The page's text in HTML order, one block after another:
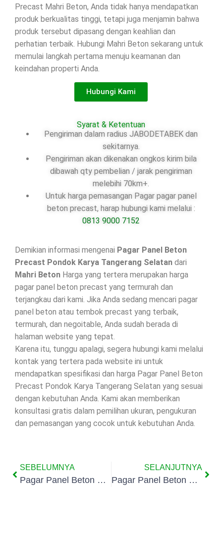
Precast Mahri Beton, Anda tidak hanya mendapatkan
produk berkualitas tinggi, tetapi juga menjamin bahwa
produk tersebut dipasang dengan keahlian dan
perhatian terbaik. Hubungi Mahri Beton sekarang untuk
memulai langkah pertama menuju keamanan dan
keindahan properti Anda.
Hubungi Kami
Syarat & Ketentuan
Pengiriman dalam radius JABODETABEK dan
sekitarnya.
Pengiriman akan dikenakan ongkos kirim bila
dibawah qty pembelian / jarak pengiriman
melebihi 70km+.
Untuk harga pemasangan Pagar pagar panel
beton precast, harap hubungi kami melalui :
0813 9000 7152
Demikian informasi mengenai Pagar Panel Beton
Precast Pondok Karya Tangerang Selatan dari
Mahri Beton Harga yang tertera merupakan harga
pagar panel beton precast yang termurah dan
terjangkau dari kami. Jika Anda sedang mencari pagar
panel beton atau tembok precast yang terbaik,
termurah, dan negoitable, Anda sudah berada di
halaman website yang tepat.
Karena itu, tunggu apalagi, segera hubungi kami melalui
kontak yang tertera pada website ini untuk
mendapatkan spesifikasi dan harga Pagar Panel Beton
Precast Pondok Karya Tangerang Selatan yang sesuai
dengan kebutuhan Anda. Kami akan memberikan
konsultasi gratis dalam pemilihan ukuran, pengukuran
dan pemasangan yang cocok untuk kebutuhan Anda.
SEBELUMNYA
Pagar Panel Beton Precast Perigi Baru Tangerang Selatan
SELANJUTNYA
Pagar Panel Beton Precast Pondok Jaya Tangerang Selatan